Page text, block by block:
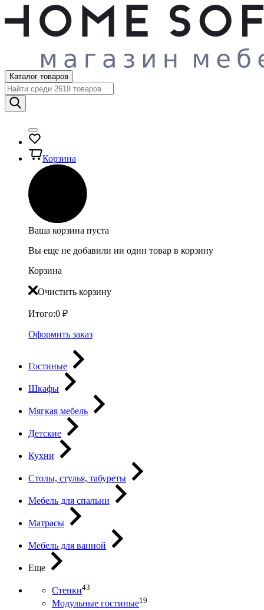
Каталог товаров
Корзина
Ваша корзина пуста
Вы еще не добавили ни один товар в корзину
Корзина
Очистить корзину
Итого:0 ₽
Оформить заказ
Гостиные
Шкафы
Мягкая мебель
Детские
Кухни
Столы, стулья, табуреты
Мебель для спальни
Матрасы
Мебель для ванной
Еще
Стенки43
Модульные гостиные19